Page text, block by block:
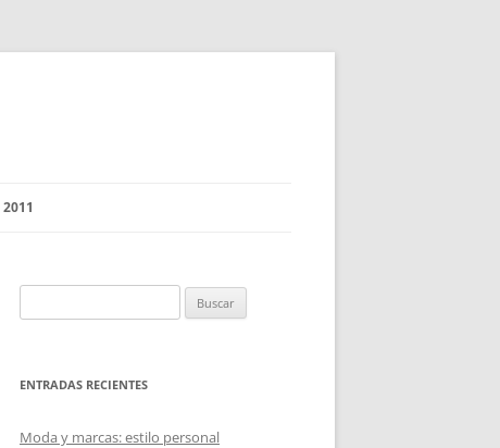
ENTRADAS RECIENTES
Moda y marcas: estilo personal